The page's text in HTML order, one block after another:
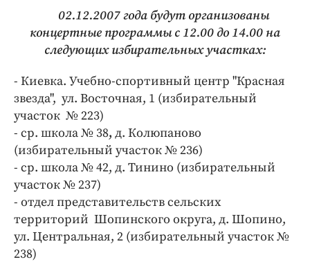
Блоги
Издания
Медиаперсона
Интересное чтиво
Клиника года
Бренд года
Работодатель года
02.12.2007 года будут организованы
концертные программы с 12.00 до 14.00 на
следующих избирательных участках:
- Киевка. Учебно-спортивный центр "Красная
звезда", ул. Восточная, 1 (избирательный
участок № 223)
- ср. школа № 38, д. Колюпаново
(избирательный участок № 236)
- ср. школа № 42, д. Тинино (избирательный
участок № 237)
- отдел представительств сельских
территорий Шопинского округа, д. Шопино,
ул. Центральная, 2 (избирательный участок №
238)